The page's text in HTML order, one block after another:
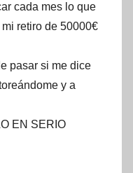
cada mes lo que
retiro de 50000€
pasar si me dice
y a
EN SERIO